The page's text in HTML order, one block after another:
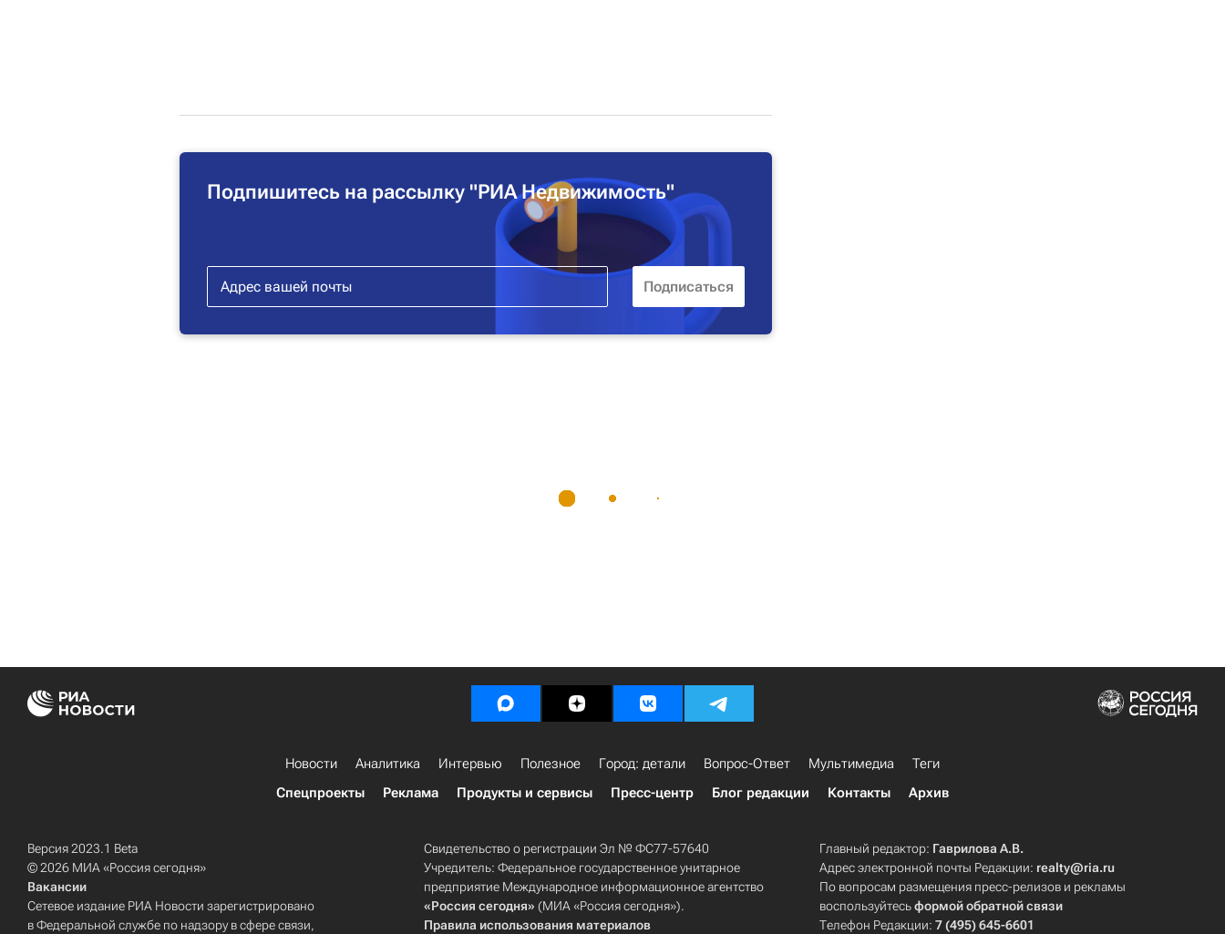
Подпишитесь на рассылку "РИА Недвижимость"
Новости Аналитика Интервью Полезное Город: детали Вопрос-Ответ Мультимедиа
Теги
Спецпроекты
Реклама Продукты и сервисы Пресс-центр Блог редакции Контакты Архив
Версия 2023.1 Beta
© 2026 МИА «Россия сегодня»
Вакансии
Сетевое издание РИА Новости зарегистрировано
в Федеральной службе по надзору в сфере связи,
Свидетельство о регистрации Эл № ФС77-57640
Учредитель: Федеральное государственное унитарное
предприятие Международное информационное агентство
«Россия сегодня» (МИА «Россия сегодня»).
Правила использования материалов
Главный редактор: Гаврилова А.В.
Адрес электронной почты Редакции: realty@ria.ru
По вопросам размещения пресс-релизов и рекламы
воспользуйтесьформой обратной связи
Телефон Редакции:7 (495) 645-6601